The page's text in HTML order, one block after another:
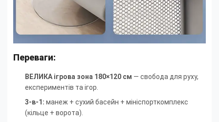
Переваги:
ВЕЛИКА ігрова зона 180×120 см — свобода для руху,
експериментів та ігор.
3-в-1: манеж + сухий басейн + мініспорткомплекс
(кільце + ворота).